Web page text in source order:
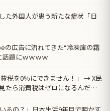
た外国人が患う新たな症状「日
の広告に流れてきた“冷凍庫の霜
題にｗｗｗｗ
税を0％にできません！」 → X民
たら消費税はゼロになるんだけ